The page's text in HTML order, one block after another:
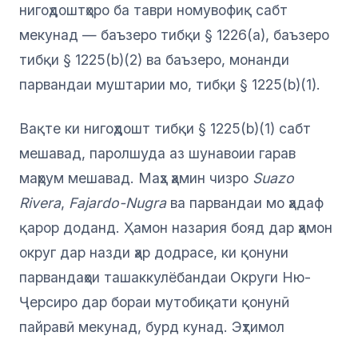
нигоҳдоштҳоро ба таври номувофиқ сабт
мекунад — баъзеро тибқи § 1226(a), баъзеро
тибқи § 1225(b)(2) ва баъзеро, монанди
парвандаи муштарии мо, тибқи § 1225(b)(1).
Вақте ки нигоҳдошт тибқи § 1225(b)(1) сабт
мешавад, паролшуда аз шунавоии гарав
маҳрум мешавад. Маҳз ҳамин чизро Suazo
Rivera, Fajardo-Nugraва парвандаи мо ҳадаф
қарор доданд. Ҳамон назария бояд дар ҳамон
округ дар назди ҳар додрасе, ки қонуни
парвандаҳои ташаккулёбандаи Округи Ню-
Ҷерсиро дар бораи мутобиқати қонунӣ
пайравӣ мекунад, бурд кунад. Эҳтимол